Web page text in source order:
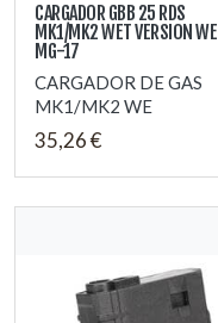
CARGADOR GBB 25 RDS
MK1/MK2 WET VERSION WE
MG-17
CARGADOR DE GAS
MK1/MK2 WE
35,26 €